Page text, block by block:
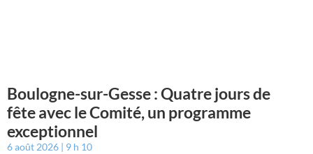
Boulogne-sur-Gesse : Quatre jours de
fête avec le Comité, un programme
exceptionnel
6 août 2026 9 h 10